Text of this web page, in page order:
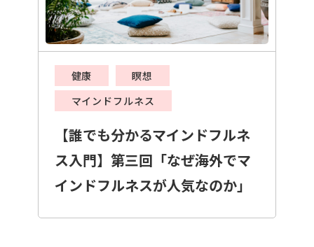
健康
瞑想
マインドフルネス
【誰でも分かるマインドフルネ
ス入門】第三回「なぜ海外でマ
インドフルネスが人気なのか」